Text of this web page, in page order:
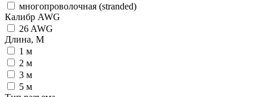
многопроволочная (stranded)
Калибр AWG
26 AWG
Длина, М
1 м
2 м
3 м
5 м